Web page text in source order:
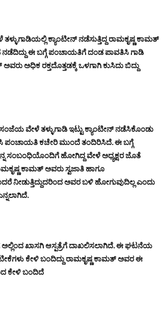
ಕ್ಯಾಂಟೀನ್ ನಡೆಸುತ್ತಿದ್ದ ರಾಮಕೃಷ್ಣ ಕಾಮತ್
ಈ ಬಗ್ಗೆ ಪಂಚಾಯತಿಗೆ ದಂಡ ಪಾವತಿಸಿ ಗಾಡಿ
ಅಧಿಕ ರಕ್ತದೊತ್ತಡಕ್ಕೆ ಒಳಗಾಗಿ ಕುಸಿದು ಬಿದ್ದು
ವೇಳೆ ತಳ್ಳುಗಾಡಿ ಇಟ್ಟು ಕ್ಯಾಂಟೀನ್ ನಡೆಸಿಕೊಂಡು
ಪಂಚಾಯತಿ ಕಚೇರಿ ಮುಂದೆ ತಂದಿರಿಸಿದೆ. ಈ ಬಗ್ಗೆ
ಸಂಬಂಧಿಯೊಂದಿಗೆ ಹೋಗಿದ್ದ ವೇಳೆ ಅಧ್ಯಕ್ಷರ ಜೊತೆ
ಕಾಮತ್ ಅವರು ಸ್ವಜಾತಿ ಹಾಗೂ
ನೀಡುತ್ತಿದ್ದುದರಿಂದ ಅವರ ಬಳಿ ಹೋಗುವುದಿಲ್ಲ ಎಂದು
ಅಲ್ಲಿಂದ ಖಾಸಗಿ ಆಸ್ಪತ್ರೆಗೆ ದಾಖಲಿಸಲಾಗಿದೆ. ಈ ಘಟನೆಯ
ಕೇಳಿ ಬಂದಿದ್ದು ರಾಮಕೃಷ್ಣ ಕಾಮತ್ ಅವರ ಈ
ಕೇಳಿ ಬಂದಿದೆ